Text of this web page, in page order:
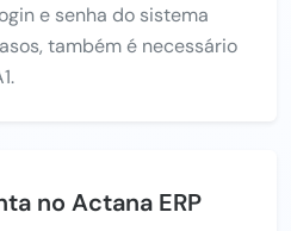
e senha do sistema
também é necessário
no Actana ERP